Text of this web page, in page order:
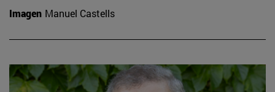
Imagen Manuel Castells